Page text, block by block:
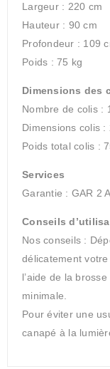
Largeur : 220 cm
Hauteur : 90 cm
Profondeur : 109
Poids : 75 kg
Dimensions des
Nombre de colis : 1
Dimensions colis :
Poids total colis :
Services
Garantie : GAR 2
Conseils
Nos conseils :
délicatement
l’aide de la
minimale.
Pour éviter une
canapé à la